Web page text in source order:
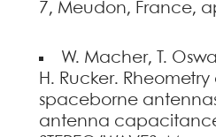
7, Meudon, France,
W. Macher, T.
H. Rucker.
spaceborne
antenna